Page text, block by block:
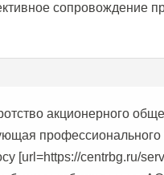
сопровождение
акционерного
[url=https://centrbg.ru/